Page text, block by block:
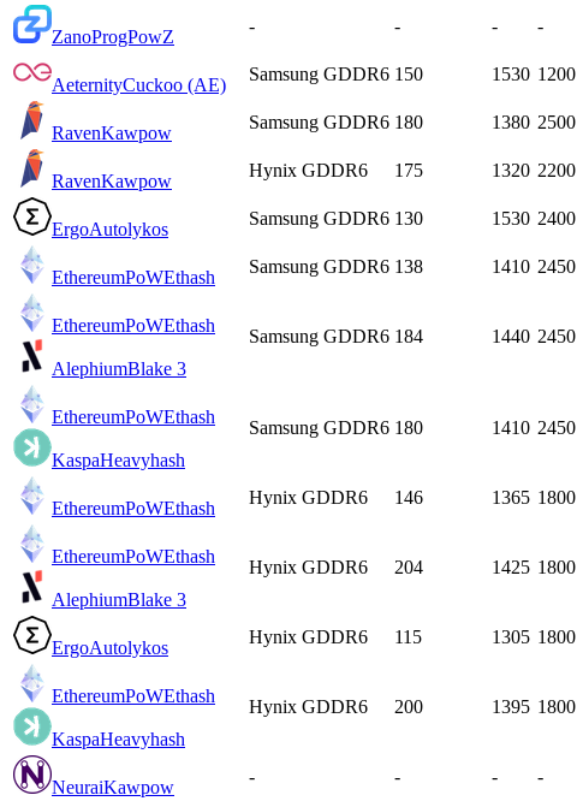
ZanoProgPowZ
- - - -
AeternityCuckoo (AE)
Samsung GDDR6 150 1530 1200
RavenKawpow
Samsung GDDR6 180 1380 2500
RavenKawpow
Hynix GDDR6 175 1320 2200
ErgoAutolykos
Samsung GDDR6 130 1530 2400
EthereumPoWEthash
Samsung GDDR6 138 1410 2450
EthereumPoWEthash
AlephiumBlake 3
Samsung GDDR6 184 1440 2450
EthereumPoWEthash
KaspaHeavyhash
Samsung GDDR6 180 1410 2450
EthereumPoWEthash
Hynix GDDR6 146 1365 1800
EthereumPoWEthash
AlephiumBlake 3
Hynix GDDR6 204 1425 1800
ErgoAutolykos
Hynix GDDR6 115 1305 1800
EthereumPoWEthash
KaspaHeavyhash
Hynix GDDR6 200 1395 1800
NeuraiKawpow
- - - -